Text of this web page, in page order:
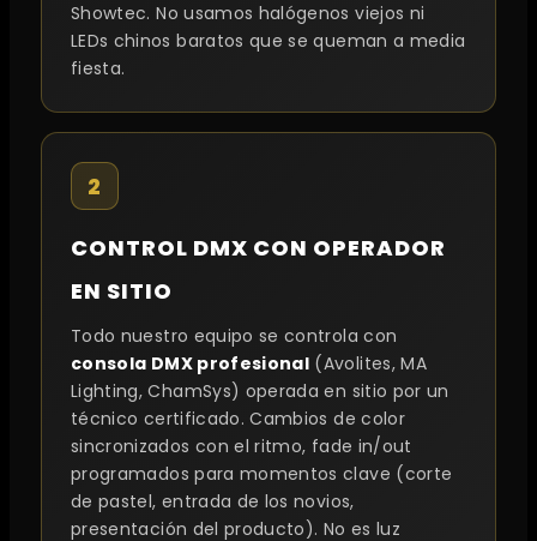
Showtec. No usamos halógenos viejos ni
LEDs chinos baratos que se queman a media
fiesta.
2
CONTROL DMX CON OPERADOR
EN SITIO
Todo nuestro equipo se controla con
consola DMX profesional (Avolites, MA
Lighting, ChamSys) operada en sitio por un
técnico certificado. Cambios de color
sincronizados con el ritmo, fade in/out
programados para momentos clave (corte
de pastel, entrada de los novios,
presentación del producto). No es luz